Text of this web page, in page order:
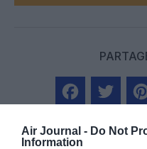
Air Journal - Do Not
Information